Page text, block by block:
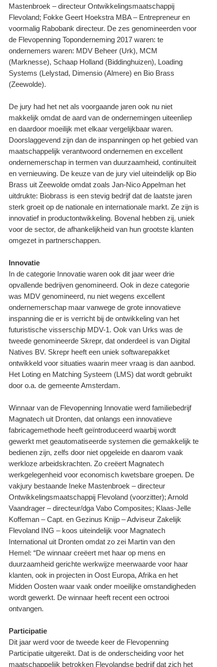
Mastenbroek – directeur Ontwikkelingsmaatschappij
Flevoland; Fokke Geert Hoekstra MBA – Entrepreneur en
voormalig Rabobank directeur. De zes genomineerden voor
de Flevopenning Toponderneming 2017 waren: te
ondernemers waren: MDV Beheer (Urk), MCM
(Marknesse), Schaap Holland (Biddinghuizen), Loading
Systems (Lelystad, Dimensio (Almere) en Bio Brass
(Zeewolde).
De jury had het net als voorgaande jaren ook nu niet
makkelijk omdat de aard van de ondernemingen uiteenliep
en daardoor moeilijk met elkaar vergelijkbaar waren.
Doorslaggevend zijn dan de inspanningen op het gebied van
maatschappelijk verantwoord ondernemen en excellent
ondernemerschap in termen van duurzaamheid, continuïteit
en vernieuwing. De keuze van de jury viel uiteindelijk op Bio
Brass uit Zeewolde omdat zoals Jan-Nico Appelman het
uitdrukte: Biobrass is een stevig bedrijf dat de laatste jaren
sterk groeit op de nationale en internationale markt. Ze zijn is
innovatief in productontwikkeling. Bovenal hebben zij, uniek
voor de sector, de afhankelijkheid van hun grootste klanten
omgezet in partnerschappen.
Innovatie
In de categorie Innovatie waren ook dit jaar weer drie
opvallende bedrijven genomineerd. Ook in deze categorie
was MDV genomineerd, nu niet wegens excellent
ondernemerschap maar vanwege de grote innovatieve
inspanning die er is verricht bij de ontwikkeling van het
futuristische visserschip MDV-1. Ook van Urks was de
tweede genomineerde Skrepr, dat onderdeel is van Digital
Natives BV. Skrepr heeft een uniek softwarepakket
ontwikkeld voor situaties waarin meer vraag is dan aanbod.
Het Loting en Matching Systeem (LMS) dat wordt gebruikt
door o.a. de gemeente Amsterdam.
Winnaar van de Flevopenning Innovatie werd familiebedrijf
Magnatech uit Dronten, dat onlangs een innovatieve
fabricagemethode heeft geïntroduceerd waarbij wordt
gewerkt met geautomatiseerde systemen die gemakkelijk te
bedienen zijn, zelfs door niet opgeleide en daarom vaak
werkloze arbeidskrachten. Zo creëert Magnatech
werkgelegenheid voor economisch kwetsbare groepen. De
vakjury bestaande Ineke Mastenbroek – directeur
Ontwikkelingsmaatschappij Flevoland (voorzitter); Arnold
Vaandrager – directeur/dga Vabo Composites; Klaas-Jelle
Koffeman – Capt. en Gezinus Knijp – Adviseur Zakelijk
Flevoland ING – koos uiteindelijk voor Magnatech
International uit Dronten omdat zo zei Martin van den
Hemel: “De winnaar creëert met haar op mens en
duurzaamheid gerichte werkwijze meerwaarde voor haar
klanten, ook in projecten in Oost Europa, Afrika en het
Midden Oosten waar vaak onder moeilijke omstandigheden
wordt gewerkt. De winnaar heeft recent een octrooi
ontvangen.
Participatie
Dit jaar werd voor de tweede keer de Flevopenning
Participatie uitgereikt. Dat is de onderscheiding voor het
maatschappelijk betrokken Flevolandse bedrijf dat zich het